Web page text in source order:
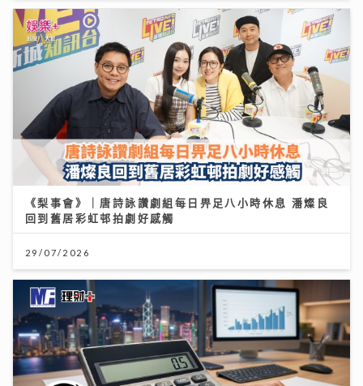
《梨事會》｜唐詩詠讚劇組每日畀足八小時休息 潘燦良
回到舊居彩虹邨拍劇好感觸
29/07/2026